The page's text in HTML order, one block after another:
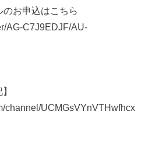
お申込はこちら
AG-C7J9EDJF/AU-
channel/UCMGsVYnVTHwfhcx